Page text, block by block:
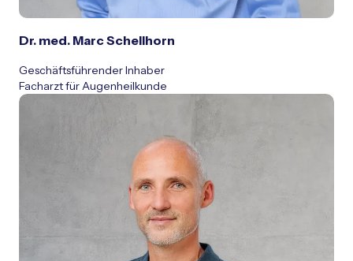
Dr. med. Marc Schellhorn
Geschäftsführender Inhaber
Facharzt für Augenheilkunde